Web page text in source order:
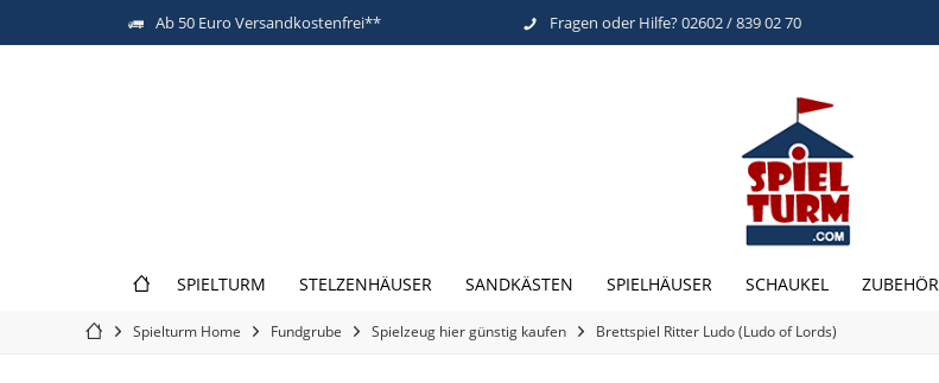
Ab 50 Euro Versandkostenfrei** Fragen oder Hilfe? 02602 / 839 02 70
SPIELTURM STELZENHÄUSER SANDKÄSTEN SPIELHÄUSER SCHAUKEL ZUBEHÖR
Spielturm Home Fundgrube Spielzeug hier günstig kaufen Brettspiel Ritter Ludo (Ludo of Lords)